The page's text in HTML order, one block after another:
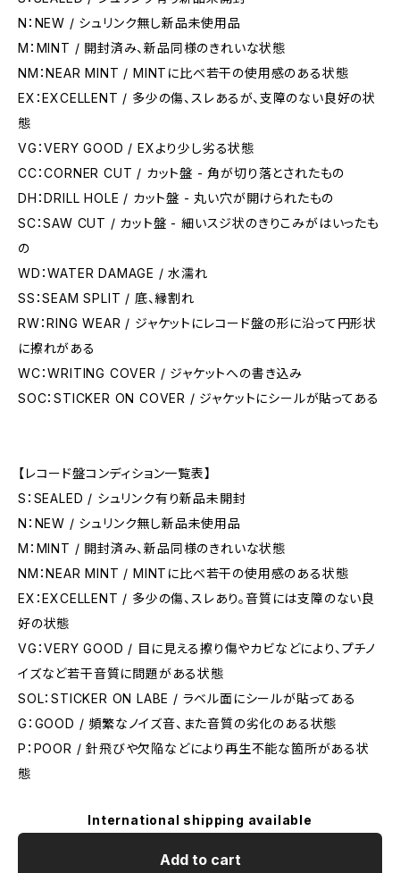
N：NEW / シュリンク無し新品未使用品
M：MINT / 開封済み、新品同様のきれいな状態
NM：NEAR MINT / MINTに比べ若干の使用感のある状態
EX：EXCELLENT / 多少の傷、スレあるが、支障のない良好の状
態
VG：VERY GOOD / EXより少し劣る状態
CC：CORNER CUT / カット盤 - 角が切り落とされたもの
DH：DRILL HOLE / カット盤 - 丸い穴が開けられたもの
SC：SAW CUT / カット盤 - 細いスジ状のきりこみがはいったも
の
WD：WATER DAMAGE / 水濡れ
SS：SEAM SPLIT / 底、縁割れ
RW：RING WEAR / ジャケットにレコード盤の形に沿って円形状
に擦れがある
WC：WRITING COVER / ジャケットへの書き込み
SOC：STICKER ON COVER / ジャケットにシールが貼ってある
【レコード盤コンディション一覧表】
S：SEALED / シュリンク有り新品未開封
N：NEW / シュリンク無し新品未使用品
M：MINT / 開封済み、新品同様のきれいな状態
NM：NEAR MINT / MINTに比べ若干の使用感のある状態
EX：EXCELLENT / 多少の傷、スレあり。音質には支障のない良
好の状態
VG：VERY GOOD / 目に見える擦り傷やカビなどにより、プチノ
イズなど若干音質に問題がある状態
SOL：STICKER ON LABE / ラベル面にシールが貼ってある
G：GOOD / 頻繁なノイズ音、また音質の劣化のある状態
P：POOR / 針飛びや欠陥などにより再生不能な箇所がある状
態
International shipping available
Add to cart